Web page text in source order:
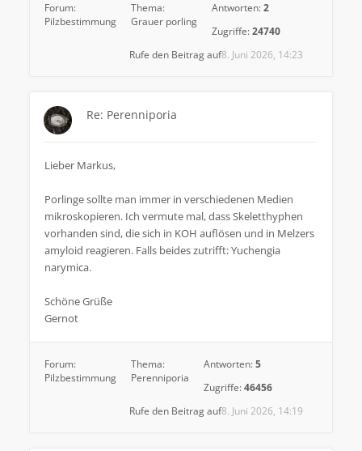
Forum:
Pilzbestimmung
Thema:
Grauer porling
Antworten:2
Zugriffe:24740
8. Juni 2026, 14:23
Rufe den Beitrag auf
Re: Perenniporia
Lieber Markus,
Porlinge sollte man immer in verschiedenen Medien
mikroskopieren. Ich vermute mal, dass Skeletthyphen
vorhanden sind, die sich in KOH auflösen und in Melzers
amyloid reagieren. Falls beides zutrifft: Yuchengia
narymica.
Schöne Grüße
Gernot
Forum:
Pilzbestimmung
Thema:
Perenniporia
Antworten:5
Zugriffe:46456
8. Juni 2026, 14:19
Rufe den Beitrag auf